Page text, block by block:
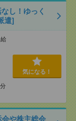
し！ゆっく
遣]
気になる！
会や株主総会